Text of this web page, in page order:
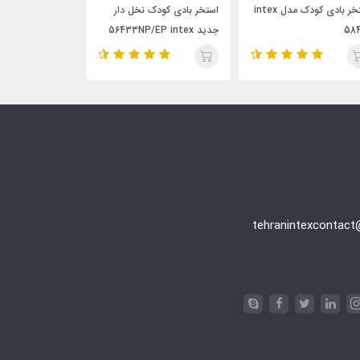
استخر بادی کودک مدل intex
استخر بادی کودک نخل دار
جدید 56433NP/EP intex